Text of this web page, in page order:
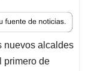
nuevos alcaldes
primero de